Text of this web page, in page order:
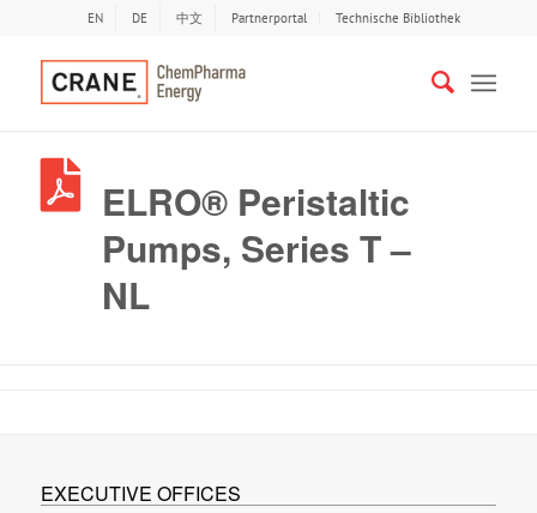
EN DE 中文 Partnerportal Technische Bibliothek
ELRO® Peristaltic
Pumps, Series T –
NL
EXECUTIVE OFFICES